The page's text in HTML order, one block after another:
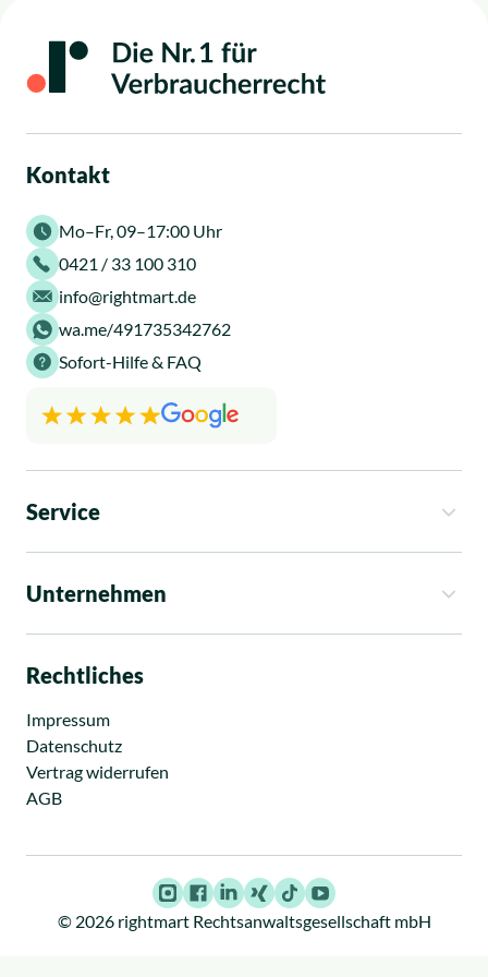
Kontakt
Mo–Fr, 09–17:00 Uhr
0421 / 33 100 310
info@rightmart.de
wa.me/491735342762
Sofort-Hilfe & FAQ
Service
So funktioniert es
Kosten
Rechtsgebiete
Ratgeber
Unternehmen
Über uns
Standorte
Presse
Karriere
Rechtliches
Impressum
Datenschutz
Vertrag widerrufen
AGB
Instagram
Facebook
LinkedIn
XingTikTokYoutube
© 2026 rightmart Rechtsanwaltsgesellschaft mbH